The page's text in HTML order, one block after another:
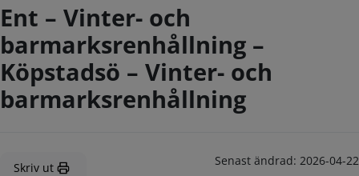
Ent – Vinter- och
barmarksrenhållning –
Köpstadsö – Vinter- och
barmarksrenhållning
Skriv ut Senast ändrad: 2026-04-22